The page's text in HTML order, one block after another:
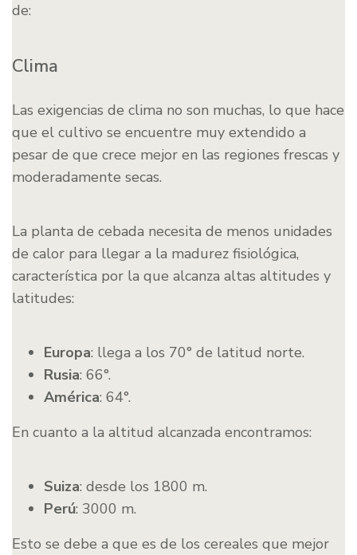
de:
Clima
Las exigencias de clima no son muchas, lo que hace
que el cultivo se encuentre muy extendido a
pesar de que crece mejor en las regiones frescas y
moderadamente secas.
La planta de cebada necesita de menos unidades
de calor para llegar a la madurez fisiológica,
característica por la que alcanza altas altitudes y
latitudes:
Europa: llega a los 70° de latitud norte.
Rusia: 66°.
América: 64°.
En cuanto a la altitud alcanzada encontramos:
Suiza: desde los 1800 m.
Perú: 3000 m.
Esto se debe a que es de los cereales que mejor